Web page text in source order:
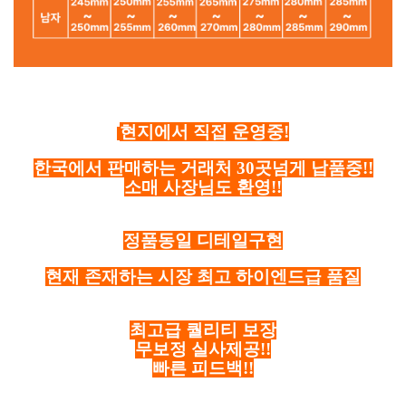
현지에서 직접 운영중!
한국에서 판매하는 거래처 30곳넘게 납품중!!
소매 사장님도 환영!!
정품동일 디테일구현
현재 존재하는 시장 최고 하이엔드급 품질
최고급 퀄리티 보장
무보정 실사제공!!
빠른 피드백!!